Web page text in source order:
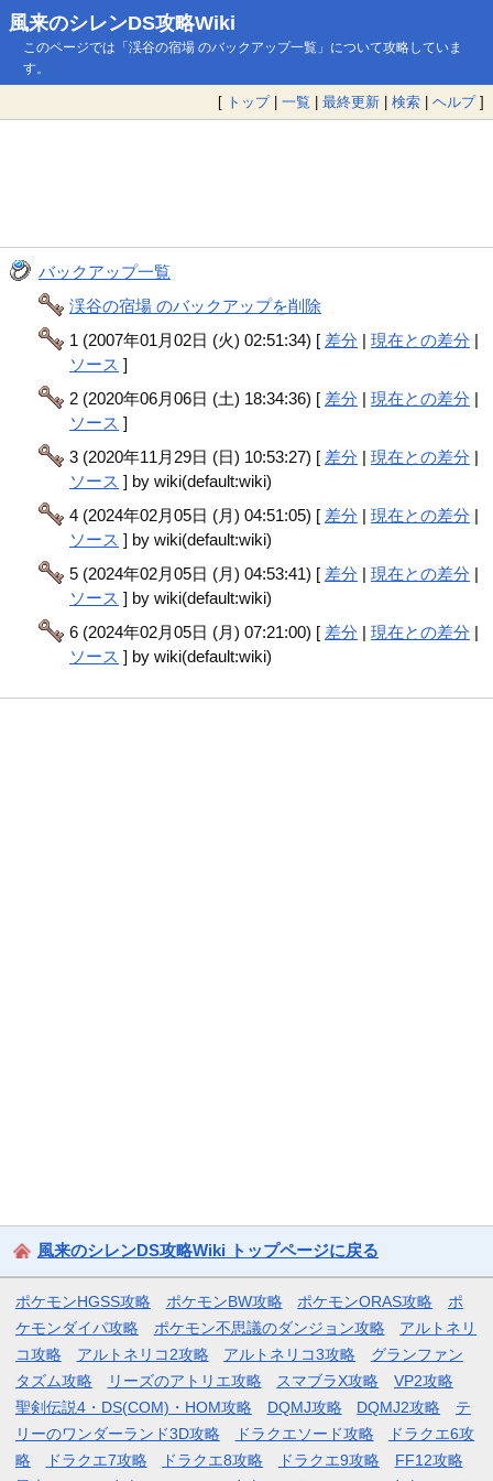
風来のシレンDS攻略Wiki
このページでは「渓谷の宿場 のバックアップ一覧」について攻略していま
す。
[ トップ| 一覧 | 最終更新 | 検索 | ヘルプ]
バックアップ一覧
渓谷の宿場 のバックアップを削除
1 (2007年01月02日 (火) 02:51:34) [ 差分 |現在との差分 |
ソース ]
2 (2020年06月06日 (土) 18:34:36) [ 差分 |現在との差分 |
ソース ]
3 (2020年11月29日 (日) 10:53:27) [ 差分 |現在との差分 |
ソース ] by wiki(default:wiki)
4 (2024年02月05日 (月) 04:51:05) [ 差分 |現在との差分 |
ソース ] by wiki(default:wiki)
5 (2024年02月05日 (月) 04:53:41) [ 差分 |現在との差分 |
ソース ] by wiki(default:wiki)
6 (2024年02月05日 (月) 07:21:00) [ 差分 |現在との差分 |
ソース ] by wiki(default:wiki)
風来のシレンDS攻略Wiki トップページに戻る
ポケモンHGSS攻略 ポケモンBW攻略 ポケモンORAS攻略
ポ
ケモンダイパ攻略
ポケモン不思議のダンジョン攻略
アルトネリ
コ攻略
アルトネリコ2攻略 アルトネリコ3攻略
グランファン
タズム攻略
リーズのアトリエ攻略 スマブラX攻略
VP2攻略
聖剣伝説4・DS(COM)・HOM攻略
DQMJ攻略 DQMJ2攻略
テ
リーのワンダーランド3D攻略
ドラクエソード攻略
ドラクエ6攻
略
ドラクエ7攻略 ドラクエ8攻略 ドラクエ9攻略
FF12攻略